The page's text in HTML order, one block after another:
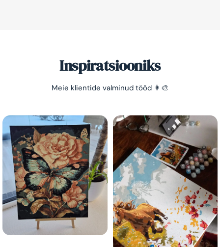
Inspiratsiooniks
Meie klientide valminud tööd 👩‍🎨